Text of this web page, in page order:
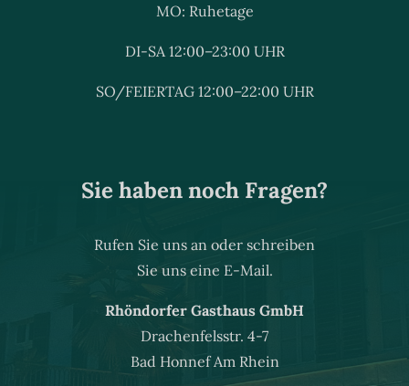
MO: Ruhetage
DI-SA 12:00–23:00 UHR
SO/FEIERTAG 12:00–22:00 UHR
Sie haben noch Fragen?
Rufen Sie uns an oder schreiben
Sie uns eine E-Mail.
Rhöndorfer Gasthaus GmbH
Drachenfelsstr. 4-7
Bad Honnef Am Rhein